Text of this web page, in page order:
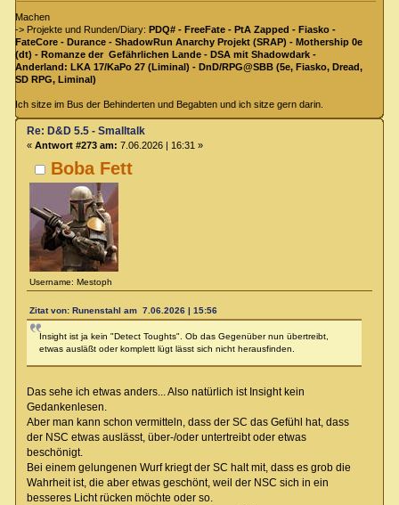
Machen
-> Projekte und Runden/Diary: PDQ# - FreeFate - PtA Zapped - Fiasko -
FateCore - Durance - ShadowRun Anarchy Projekt (SRAP) - Mothership 0e
(dt) - Romanze der Gefährlichen Lande - DSA mit Shadowdark -
Anderland: LKA 17/KaPo 27 (Liminal) - DnD/RPG@SBB (5e, Fiasko, Dread,
SD RPG, Liminal)
Ich sitze im Bus der Behinderten und Begabten und ich sitze gern darin.
Boba Fett
Username: Mestoph
Re: D&D 5.5 - Smalltalk
« Antwort #273 am: 7.06.2026 | 16:31 »
Zitat von: Runenstahl am 7.06.2026 | 15:56
Insight ist ja kein "Detect Toughts". Ob das Gegenüber nun übertreibt,
etwas ausläßt oder komplett lügt lässt sich nicht herausfinden.
Das sehe ich etwas anders... Also natürlich ist Insight kein
Gedankenlesen.
Aber man kann schon vermitteln, dass der SC das Gefühl hat, dass
der NSC etwas auslässt, über-/oder untertreibt oder etwas
beschönigt.
Bei einem gelungenen Wurf kriegt der SC halt mit, dass es grob die
Wahrheit ist, die aber etwas geschönt, weil der NSC sich in ein
besseres Licht rücken möchte oder so.